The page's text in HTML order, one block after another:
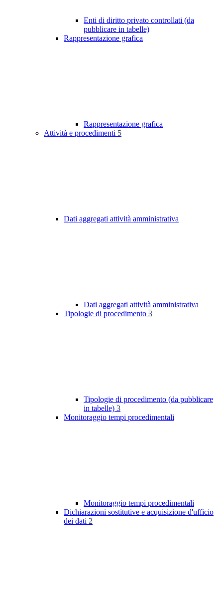
Enti di diritto privato controllati (da
pubblicare in tabelle)
Rappresentazione grafica
Rappresentazione grafica
Attività e procedimenti 5
Dati aggregati attività amministrativa
Dati aggregati attività amministrativa
Tipologie di procedimento 3
Tipologie di procedimento (da pubblicare
in tabelle) 3
Monitoraggio tempi procedimentali
Monitoraggio tempi procedimentali
Dichiarazioni sostitutive e acquisizione d'ufficio
dei dati 2